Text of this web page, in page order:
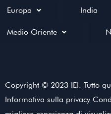
Europa India
Medio Oriente
Copyright © 2023 IEI. Tutto
Informativa sulla privacy